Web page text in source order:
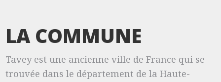
LA COMMUNE
Tavey est une ancienne ville de France qui se
trouvée dans le département de la Haute-